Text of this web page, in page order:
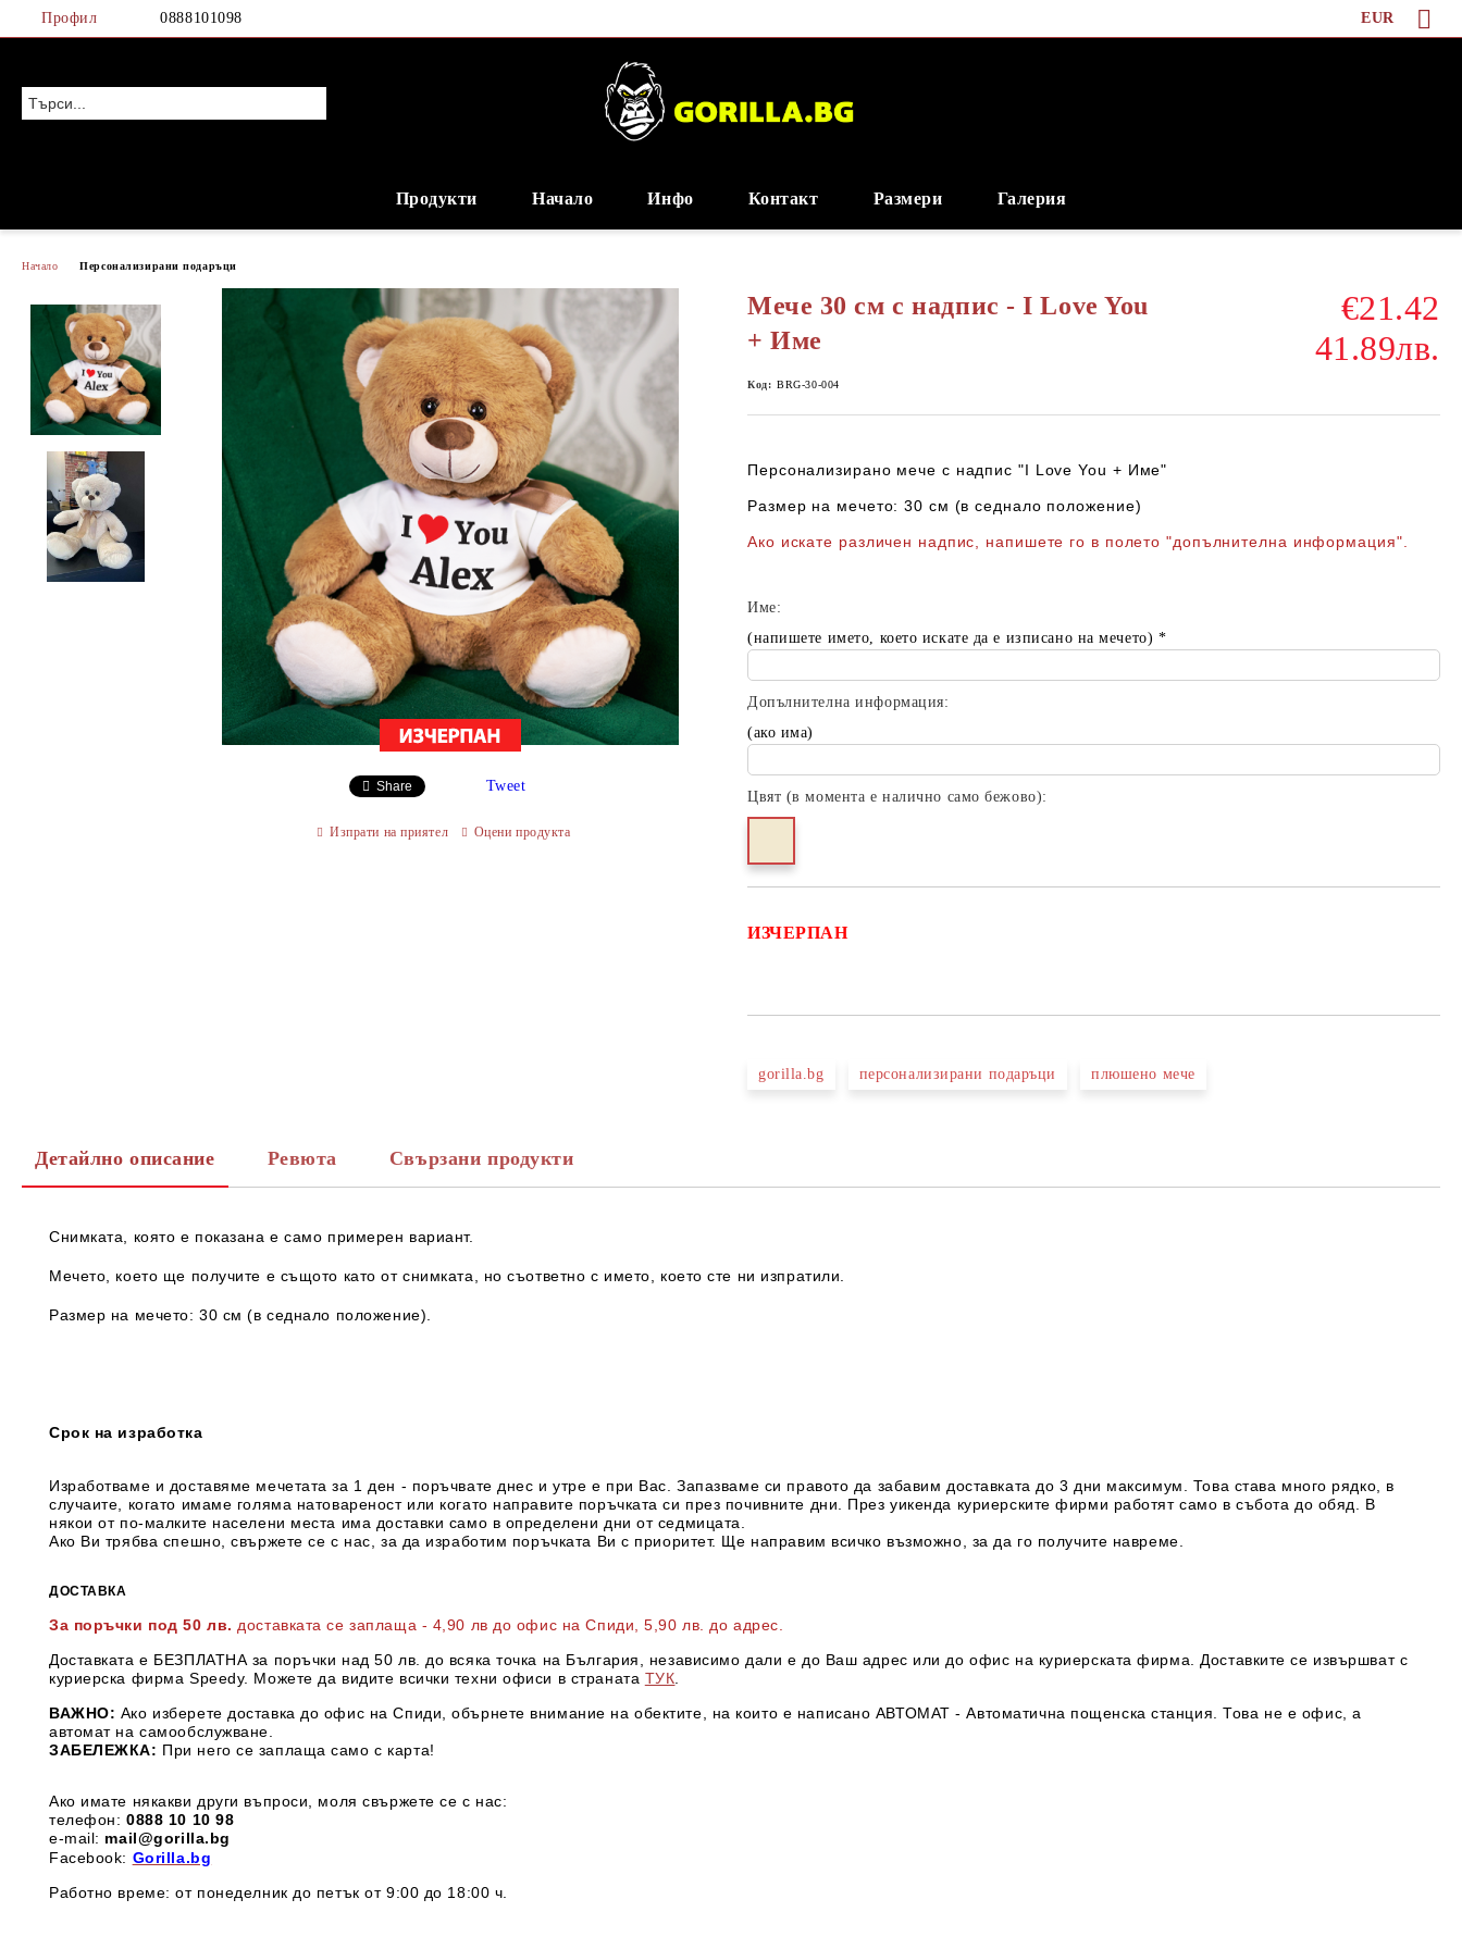
Профил 0888101098 EUR
Продукти Начало Инфо Контакт Размери Галерия
Начало Персонализирани подаръци
Мече 30 см с надпис - I Love You
+ Име
€21.42
41.89лв.
Код: BRG-30-004
Персонализирано мече с надпис "I Love You + Име"
Размер на мечето: 30 см (в седнало положение)
Ако искате различен надпис, напишете го в полето "допълнителна информация".
Име:
(напишете името, което искате да е изписано на мечето) *
Допълнителна информация:
(ако има)
Цвят (в момента е налично само бежово):
ИЗЧЕРПАН
gorilla.bg персонализирани подаръци плюшено мече
Share Tweet
Изпрати на приятел Оцени продукта
Детайлно описание Ревюта Свързани продукти
Снимката, която е показана е само примерен вариант.
Мечето, което ще получите е същото като от снимката, но съответно с името, което сте ни изпратили.
Размер на мечето: 30 см (в седнало положение).
Срок на изработка
Изработваме и доставяме мечетата за 1 ден - поръчвате днес и утре е при Вас. Запазваме си правото да забавим доставката до 3 дни максимум. Това става много рядко, в
случаите, когато имаме голяма натовареност или когато направите поръчката си през почивните дни. През уикенда куриерските фирми работят само в събота до обяд. В
някои от по-малките населени места има доставки само в определени дни от седмицата.
Ако Ви трябва спешно, свържете се с нас, за да изработим поръчката Ви с приоритет. Ще направим всичко възможно, за да го получите навреме.
ДОСТАВКА
За поръчки под 50 лв. доставката се заплаща - 4,90 лв до офис на Спиди , 5,90 лв. до адрес
Доставката е БЕЗПЛАТНА за поръчки над 50 лв. до всяка точка на България, независимо дали е до Ваш адрес или до офис на куриерската фирма. Доставките се извършват с
куриерска фирма Speedy. Можете да видите всички техни офиси в страната ТУК
ВАЖНО: Ако изберете доставка до офис на Спиди, обърнете внимание на обектите, на които е написано АВТОМАТ - Автоматична пощенска станция. Това не е офис, а
автомат на самообслужване.
ЗАБЕЛЕЖКА: При него се заплаща само с карта!
Ако имате някакви други въпроси, моля свържете се с нас:
телефон:0888 10 10 98
e-mail: mail@gorilla.bg
Facebook: Gorilla.bg
Работно време: от понеделник до петък от 9:00 до 18:00 ч.